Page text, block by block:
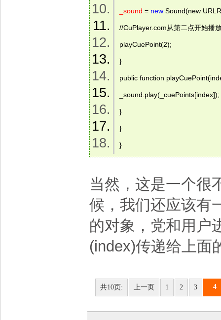
_sound = new Sound(new
//CuPlayer.com从第二点开始播
playCuePoint(2);
}
public function
_sound.play(_cuePoints[index]);
}
}
}
当然，这是一个很
候，我们还应该有
的对象，党和用户
(index)传递给上面
共10页: 上一页 1 2 3 4